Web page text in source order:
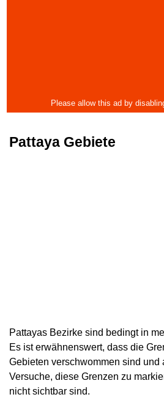
Pattaya Gebiete
Pattayas Bezirke sind bedingt in
Es ist erwähnenswert, dass die
Gebieten verschwommen sind und
Versuche, diese Grenzen zu
nicht sichtbar sind.